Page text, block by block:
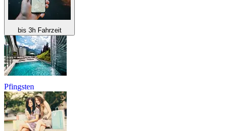
bis 3h Fahrzeit
Pfingsten